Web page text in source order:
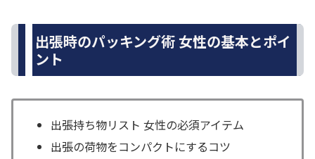
出張時のパッキング術 女性の基本とポイ
ント
出張持ち物リスト 女性の必須アイテム
出張の荷物をコンパクトにするコツ